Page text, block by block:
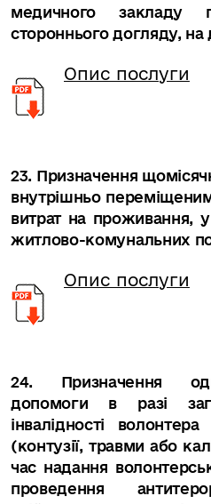
медичного закладу
стороннього догляду,
Опис послуги
23. Призначення
внутрішньо
витрат на проживання,
житлово-комунальних
Опис послуги
24. Призначення
допомоги в разі
інвалідності
(контузії, травми або
час надання
проведення